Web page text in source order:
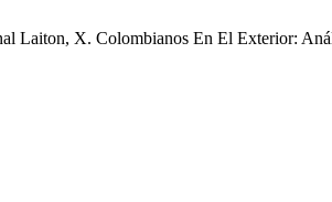
Laiton, X. Colombianos En El Exterior: